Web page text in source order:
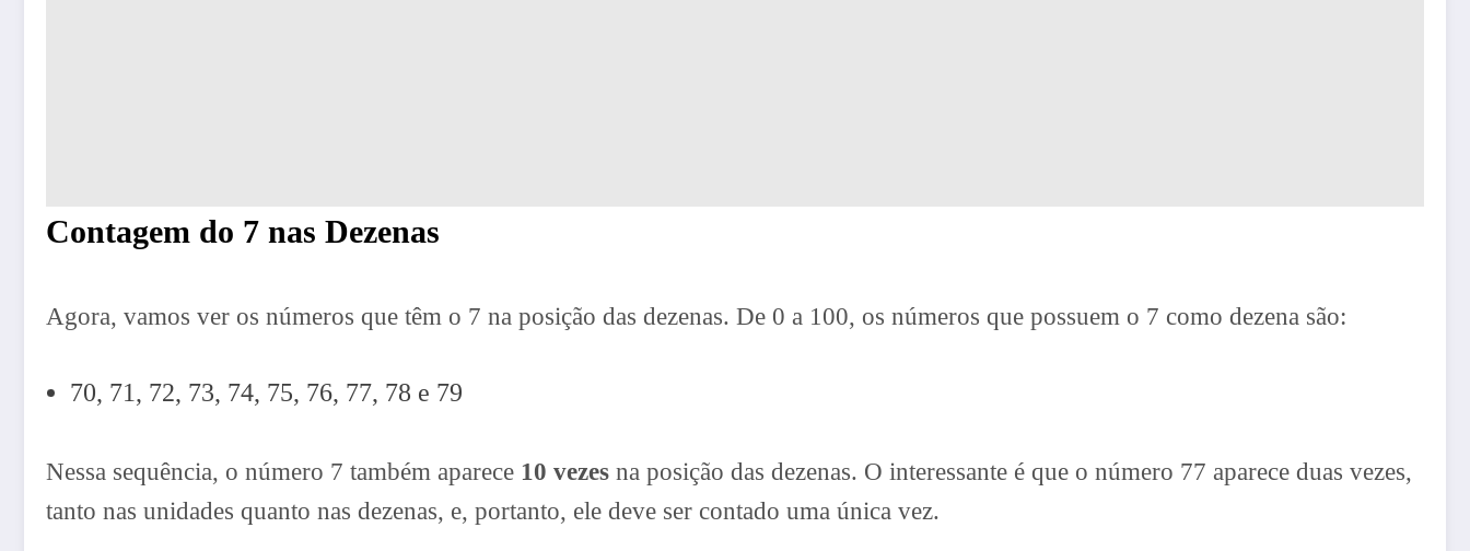
Contagem do 7 nas Dezenas
Agora, vamos ver os números que têm o 7 na posição das dezenas. De 0 a 100, os números que possuem o 7 como dezena são:
70, 71, 72, 73, 74, 75, 76, 77, 78 e 79
Nessa sequência, o número 7 também aparece 10 vezes na posição das dezenas. O interessante é que o número 77 aparece duas vezes,
tanto nas unidades quanto nas dezenas, e, portanto, ele deve ser contado uma única vez.